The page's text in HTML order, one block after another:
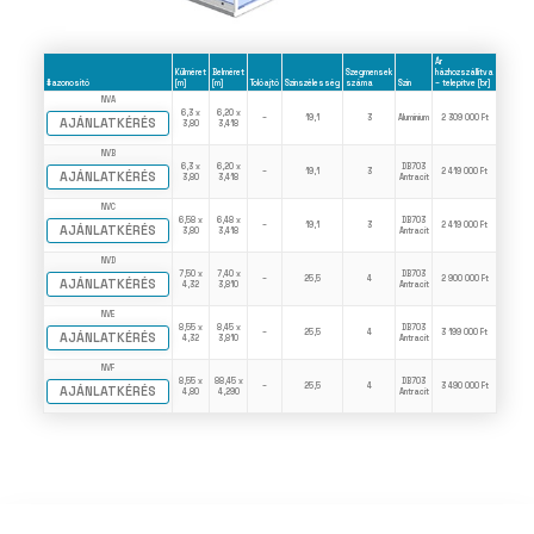
#azonosító
Külméret
[m]
Belméret
[m]
Tolóajtó Színszélesség
Szegmensek
száma
Szín
Ár
házhozszállítva
– telepítve [br]
NVA
AJÁNLATKÉRÉS
6,3 x
3,80
6,20 x
3,418
– 19,1 3 Aluminium 2 309 000 Ft
NVB
AJÁNLATKÉRÉS
6,3 x
3,80
6,20 x
3,418
– 19,1 3
DB703
Antracit
2 419 000 Ft
NVC
AJÁNLATKÉRÉS
6,58 x
3,80
6,48 x
3,418
– 19,1 3
DB703
Antracit
2 419 000 Ft
NVD
AJÁNLATKÉRÉS
7,50 x
4,32
7,40 x
3,810
– 25,5 4
DB703
Antracit
2 900 000 Ft
NVE
AJÁNLATKÉRÉS
8,55 x
4,32
8,45 x
3,810
– 25,5 4
DB703
Antracit
3 199 000 Ft
NVF
AJÁNLATKÉRÉS
8,55 x
4,80
88,45 x
4,290
– 25,5 4
DB703
Antracit
3 490 000 Ft